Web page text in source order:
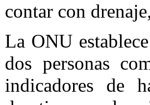
contar con
La ONU
dos personas
indicadores de